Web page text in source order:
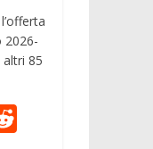
2026-
85